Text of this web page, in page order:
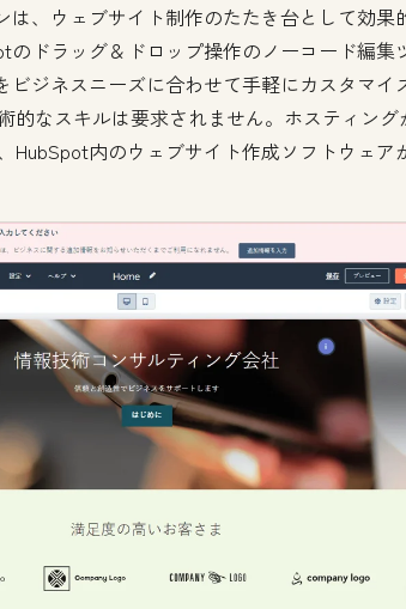
は、ウェブサイト制作のたたき台として効果
のドラッグ＆ドロップ操作のノーコード編集
ビジネスニーズに合わせて手軽にカスタマイ
的なスキルは要求されません。ホスティング
HubSpot内のウェブサイト作成ソフトウェア